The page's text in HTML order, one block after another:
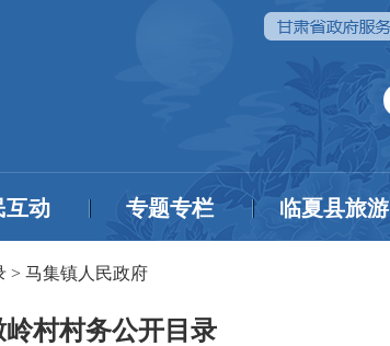
互动 专题专栏 临夏县旅游
> 马集镇人民政府
村村务公开目录